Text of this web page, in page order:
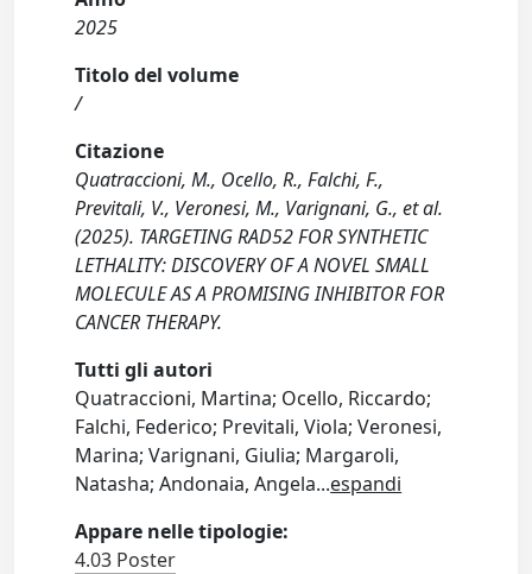
2025
Titolo del volume
/
Citazione
Quatraccioni, M., Ocello, R., Falchi, F.,
Previtali, V., Veronesi, M., Varignani, G., et al.
(2025). TARGETING RAD52 FOR SYNTHETIC
LETHALITY: DISCOVERY OF A NOVEL SMALL
MOLECULE AS A PROMISING INHIBITOR FOR
CANCER THERAPY.
Tutti gli autori
Quatraccioni, Martina; Ocello, Riccardo;
Falchi, Federico; Previtali, Viola; Veronesi,
Marina; Varignani, Giulia; Margaroli,
Natasha; Andonaia, Angela...espandi
Appare nelle tipologie:
4.03 Poster